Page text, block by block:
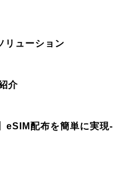
リューション
介
eSIM配布を簡単に実現-